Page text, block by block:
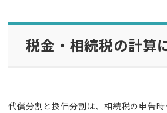
税金・相続税の計算
代償分割と換価分割は、相続税の申告